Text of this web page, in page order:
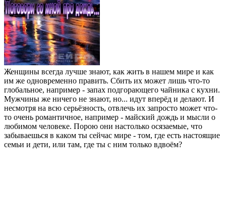
Женщины всегда лучше знают, как жить в нашем мире и как
им же одновременно править. Сбить их может лишь что-то
глобальное, например - запах подгорающего чайника с кухни.
Мужчины же ничего не знают, но... идут вперёд и делают. И
несмотря на всю серьёзность, отвлечь их запросто может что-
то очень романтичное, например - майский дождь и мысли о
любимом человеке. Порою они настолько осязаемые, что
забываешься в каком ты сейчас мире - том, где есть настоящие
семьи и дети, или там, где ты с ним только вдвоём?